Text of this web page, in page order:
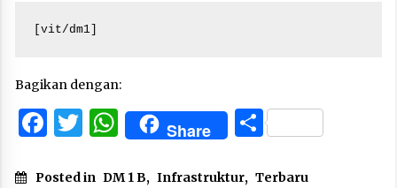
[vit/dm1]
Bagikan dengan:
Facebook
Twitter
WhatsApp
Share Share
Posted in DM 1 B, Infrastruktur, Terbaru